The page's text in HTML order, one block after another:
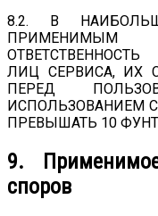
8.2. В
ПРИМЕНИМЫМ
ЛИЦ СЕРВИСА, ИХ
ПЕРЕД
ИСПОЛЬЗОВАНИЕМ
ПРЕВЫШАТЬ 10
9.
споров